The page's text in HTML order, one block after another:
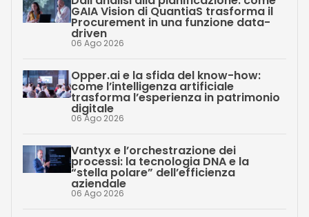
GAIA Vision di QuantiaS trasforma il
Procurement in una funzione data-
driven
06 Ago 2026
Opper.ai e la sfida del know-how:
come l’intelligenza artificiale
trasforma l’esperienza in patrimonio
digitale
06 Ago 2026
Vantyx e l’orchestrazione dei
processi: la tecnologia DNA e la
“stella polare” dell’efficienza
aziendale
06 Ago 2026